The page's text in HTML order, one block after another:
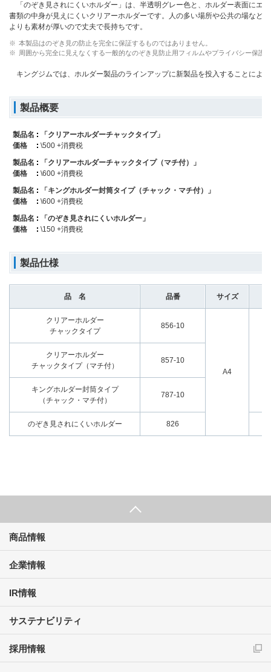
「のぞき見されにくいホルダー」は、半透明グレー色と、ホルダー表面にエ
書類の中身が見えにくいクリアーホルダーです。人の多い場所や公共の場など
よりも素材が厚いので丈夫で長持ちです。
※ 本製品はのぞき見の防止を完全に保証するものではありません。
※
周囲から完全に見えなくする一般的なのぞき見防止用フィルムやプライバシー保護
キングジムでは、ホルダー製品のラインアップに新製品を投入することによ
製品概要
製品名
「クリアーホルダーチャックタイプ」
価格
\500 +消費税
製品名
「クリアーホルダーチャックタイプ（マチ付）」
価格
\600 +消費税
製品名
「キングホルダー封筒タイプ（チャック・マチ付）」
価格
\600 +消費税
製品名
「のぞき見されにくいホルダー」
価格
\150 +消費税
製品仕様
品 名 品番 サイズ
クリアーホルダー
チャックタイプ
856-10
A4
クリアーホルダー
チャックタイプ（マチ付）
857-10
キングホルダー封筒タイプ
（チャック・マチ付）
787-10
のぞき見されにくいホルダー 826
商品情報
企業情報
IR情報
サステナビリティ
採用情報